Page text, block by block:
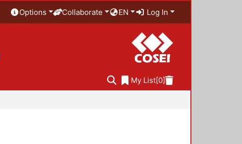
Options Collaborate EN Log In
My List[0]